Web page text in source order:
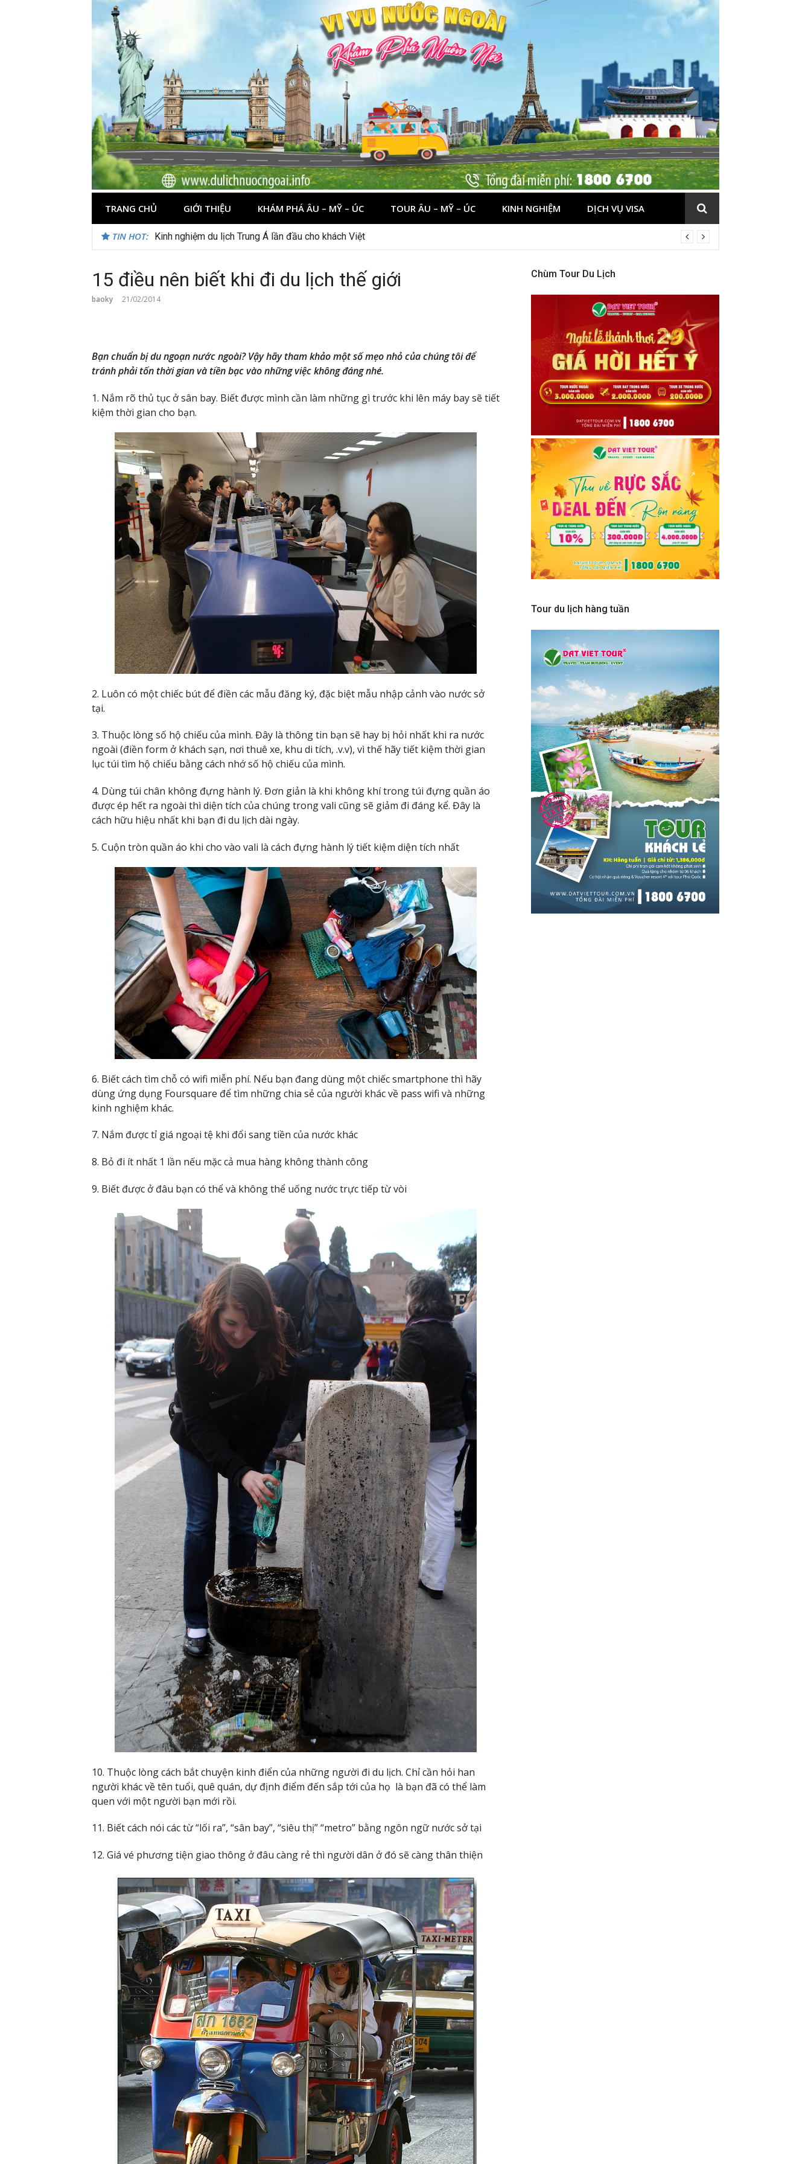
TRANG CHỦ GIỚI THIỆU KHÁM PHÁ ÂU – MỸ – ÚC TOUR ÂU – MỸ – ÚC KINH NGHIỆM DỊCH VỤ VISA
TIN HOT: Du lịch Maldives – Lần đầu nên đi đâu, chơi gì?
15 điều nên biết khi đi du lịch thế giới
baoky 21/02/2014
Bạn chuẩn bị du ngoạn nước ngoài? Vậy hãy tham khảo một số mẹo nhỏ của chúng tôi để
tránh phải tốn thời gian và tiền bạc vào những việc không đáng nhé.
1. Nắm rõ thủ tục ở sân bay. Biết được mình cần làm những gì trước khi lên máy bay sẽ tiết
kiệm thời gian cho bạn.
2. Luôn có một chiếc bút để điền các mẫu đăng ký, đặc biệt mẫu nhập cảnh vào nước sở
tại.
3. Thuộc lòng số hộ chiếu của mình. Đây là thông tin bạn sẽ hay bị hỏi nhất khi ra nước
ngoài (điền form ở khách sạn, nơi thuê xe, khu di tích, .v.v), vì thế hãy tiết kiệm thời gian
lục túi tìm hộ chiếu bằng cách nhớ số hộ chiếu của mình.
4. Dùng túi chân không đựng hành lý. Đơn giản là khi không khí trong túi đựng quần áo
được ép hết ra ngoài thì diện tích của chúng trong vali cũng sẽ giảm đi đáng kể. Đây là
cách hữu hiệu nhất khi bạn đi du lịch dài ngày.
5. Cuộn tròn quần áo khi cho vào vali là cách đựng hành lý tiết kiệm diện tích nhất
6. Biết cách tìm chỗ có wifi miễn phí. Nếu bạn đang dùng một chiếc smartphone thì hãy
dùng ứng dụng Foursquare để tìm những chia sẻ của người khác về pass wifi và những
kinh nghiệm khác.
7. Nắm được tỉ giá ngoại tệ khi đổi sang tiền của nước khác
8. Bỏ đi ít nhất 1 lần nếu mặc cả mua hàng không thành công
9. Biết được ở đâu bạn có thể và không thể uống nước trực tiếp từ vòi
10. Thuộc lòng cách bắt chuyện kinh điển của những người đi du lịch. Chỉ cần hỏi han
người khác về tên tuổi, quê quán, dự định điểm đến sắp tới của họ là bạn đã có thể làm
quen với một người bạn mới rồi.
11. Biết cách nói các từ “lối ra”, “sân bay”, “siêu thị” “metro” bằng ngôn ngữ nước sở tại
12. Giá vé phương tiện giao thông ở đâu càng rẻ thì người dân ở đó sẽ càng thân thiện
Chùm Tour Du Lịch
Tour du lịch hàng tuần